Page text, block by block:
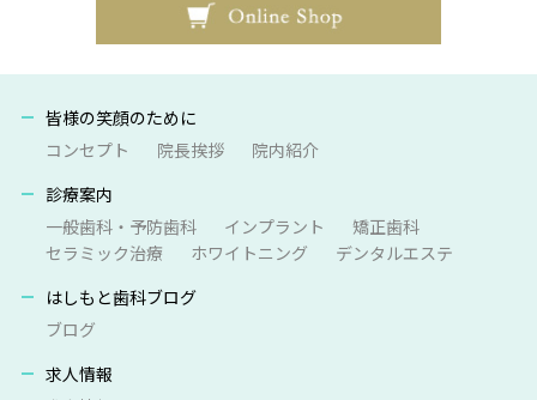
皆様の笑顔のために
コンセプト
院長挨拶
院内紹介
診療案内
一般歯科・予防歯科
インプラント
矯正歯科
セラミック治療
ホワイトニング
デンタルエステ
はしもと歯科ブログ
ブログ
求人情報